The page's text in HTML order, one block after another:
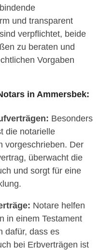
und transparent
verpflichtet, beide
zu beraten und
Vorgaben
in Ammersbek:
Besonders
die notarielle
vorgeschrieben. Der
überwacht die
und sorgt für eine
Notare helfen
in einem Testament
dafür, dass es
bei Erbverträgen ist